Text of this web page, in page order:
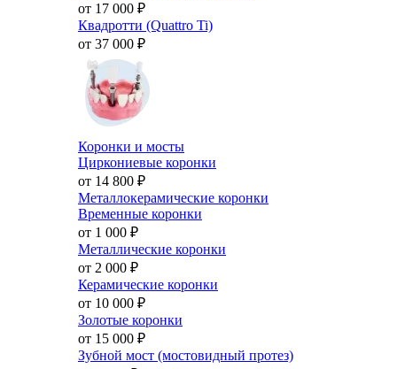
от 17 000 ₽
Квадротти (Quattro Ti)
от 37 000 ₽
Коронки и мосты
Циркониевые коронки
от 14 800 ₽
Металлокерамические коронки
Временные коронки
от 1 000 ₽
Металлические коронки
от 2 000 ₽
Керамические коронки
от 10 000 ₽
Золотые коронки
от 15 000 ₽
Зубной мост (мостовидный протез)